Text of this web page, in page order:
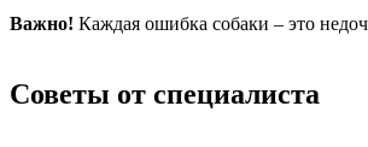
Важно! Каждая ошибка собаки – это
Советы от специалиста